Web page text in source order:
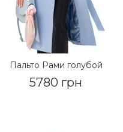
Пальто Рами голубой
5780 грн